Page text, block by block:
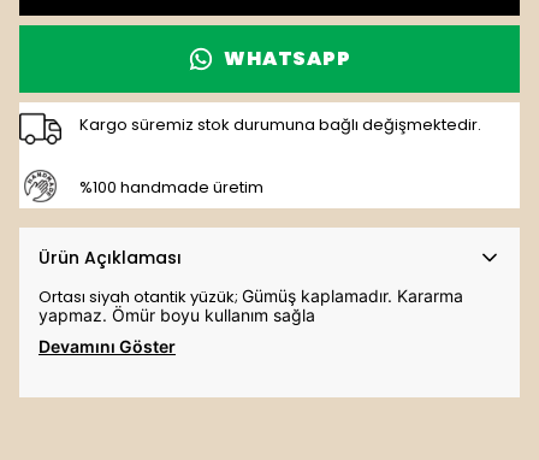
WHATSAPP
Kargo süremiz stok durumuna bağlı değişmektedir.
%100 handmade üretim
Ürün Açıklaması
Ortası siyah otantik yüzük; Gümüş kaplamadır. Kararma
yapmaz. Ömür boyu kullanım sağla
Devamını Göster